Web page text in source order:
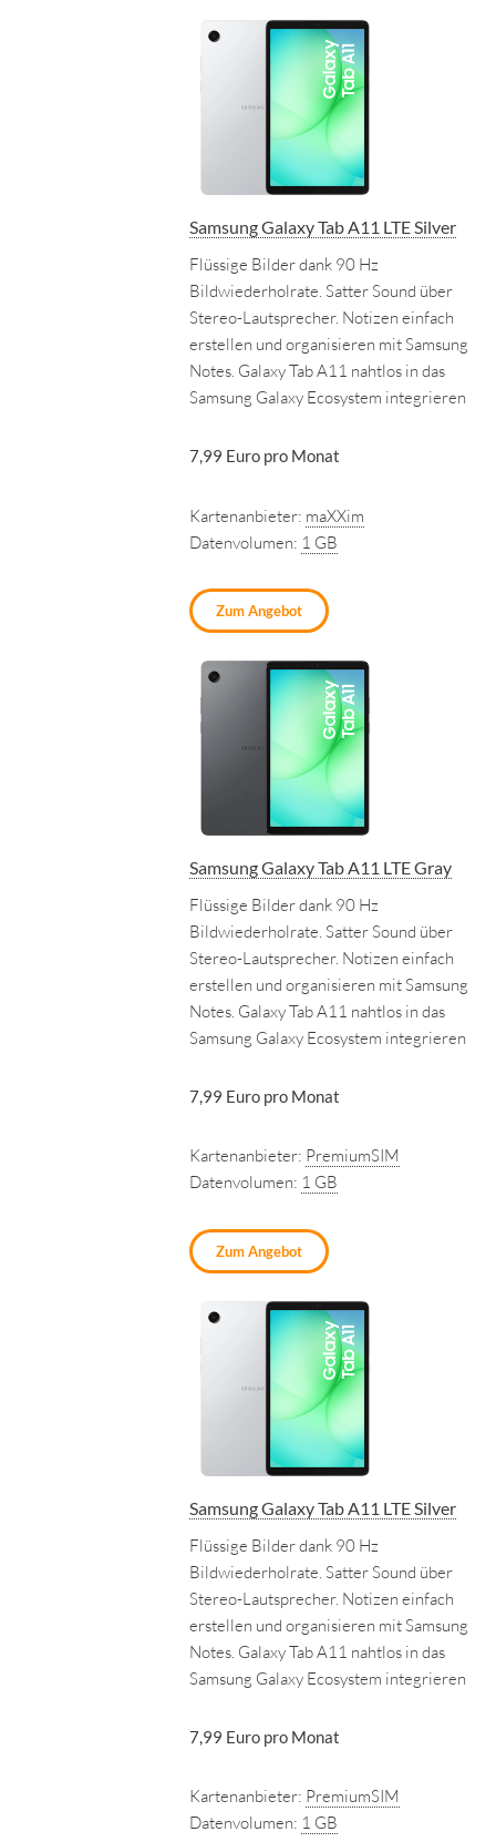
Samsung Galaxy Tab A11 LTE Silver
Flüssige Bilder dank 90 Hz
Bildwiederholrate. Satter Sound über
Stereo-Lautsprecher. Notizen einfach
erstellen und organisieren mit Samsung
Notes. Galaxy Tab A11 nahtlos in das
Samsung Galaxy Ecosystem integrieren
7,99 Euro pro Monat
Kartenanbieter: maXXim
Datenvolumen: 1 GB
Zum Angebot
Samsung Galaxy Tab A11 LTE Gray
Flüssige Bilder dank 90 Hz
Bildwiederholrate. Satter Sound über
Stereo-Lautsprecher. Notizen einfach
erstellen und organisieren mit Samsung
Notes. Galaxy Tab A11 nahtlos in das
Samsung Galaxy Ecosystem integrieren
7,99 Euro pro Monat
Kartenanbieter: PremiumSIM
Datenvolumen: 1 GB
Zum Angebot
Samsung Galaxy Tab A11 LTE Silver
Flüssige Bilder dank 90 Hz
Bildwiederholrate. Satter Sound über
Stereo-Lautsprecher. Notizen einfach
erstellen und organisieren mit Samsung
Notes. Galaxy Tab A11 nahtlos in das
Samsung Galaxy Ecosystem integrieren
7,99 Euro pro Monat
Kartenanbieter: PremiumSIM
Datenvolumen: 1 GB